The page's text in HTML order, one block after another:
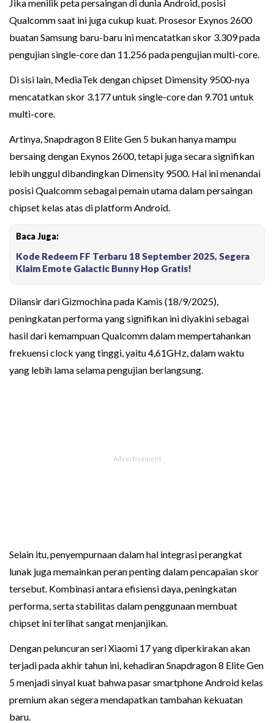
Jika menilik peta persaingan di dunia Android, posisi
Qualcomm saat ini juga cukup kuat. Prosesor Exynos 2600
buatan Samsung baru-baru ini mencatatkan skor 3.309 pada
pengujian single-core dan 11.256 pada pengujian multi-core.
Di sisi lain, MediaTek dengan chipset Dimensity 9500-nya
mencatatkan skor 3.177 untuk single-core dan 9.701 untuk
multi-core.
Artinya, Snapdragon 8 Elite Gen 5 bukan hanya mampu
bersaing dengan Exynos 2600, tetapi juga secara signifikan
lebih unggul dibandingkan Dimensity 9500. Hal ini menandai
posisi Qualcomm sebagai pemain utama dalam persaingan
chipset kelas atas di platform Android.
Baca Juga:
Kode Redeem FF Terbaru 18 September 2025, Segera
Klaim Emote Galactic Bunny Hop Gratis!
Dilansir dari Gizmochina pada Kamis (18/9/2025),
peningkatan performa yang signifikan ini diyakini sebagai
hasil dari kemampuan Qualcomm dalam mempertahankan
frekuensi clock yang tinggi, yaitu 4,61GHz, dalam waktu
yang lebih lama selama pengujian berlangsung.
Selain itu, penyempurnaan dalam hal integrasi perangkat
lunak juga memainkan peran penting dalam pencapaian skor
tersebut. Kombinasi antara efisiensi daya, peningkatan
performa, serta stabilitas dalam penggunaan membuat
chipset ini terlihat sangat menjanjikan.
Dengan peluncuran seri Xiaomi 17 yang diperkirakan akan
terjadi pada akhir tahun ini, kehadiran Snapdragon 8 Elite Gen
5 menjadi sinyal kuat bahwa pasar smartphone Android kelas
premium akan segera mendapatkan tambahan kekuatan
baru.